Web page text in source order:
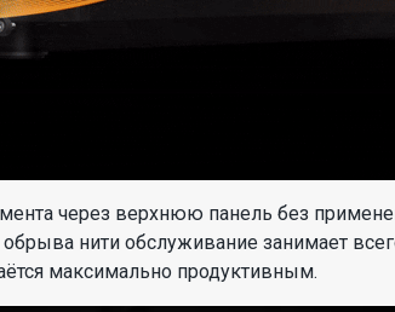
через верхнюю панель без
нити обслуживание занимает
максимально продуктивным.